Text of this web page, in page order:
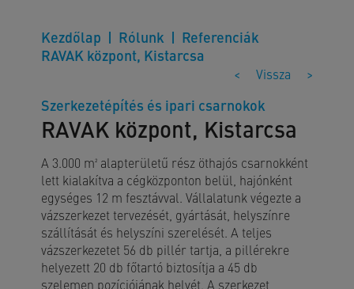
Kezdőlap Rólunk
Referenciák
RAVAK központ, Kistarcsa
< Vissza >
Szerkezetépítés és ipari csarnokok
RAVAK központ, Kistarcsa
A 3.000 m² alapterületű rész öthajós csarnokként
lett kialakítva a cégközponton belül, hajónként
egységes 12 m fesztávval. Vállalatunk végezte a
vázszerkezet tervezését, gyártását, helyszínre
szállítását és helyszíni szerelését. A teljes
vázszerkezetet 56 db pillér tartja, a pillérekre
helyezett 20 db főtartó biztosítja a 45 db
szelemen pozíciójának helyét. A szerkezet